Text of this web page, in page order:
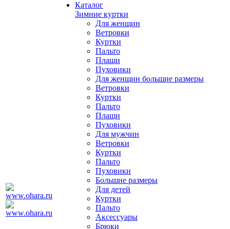
Каталог
Зимние куртки
Для женщин
Ветровки
Куртки
Пальто
Плащи
Пуховики
Для женщин большие размеры
Ветровки
Куртки
Пальто
Плащи
Пуховики
Для мужчин
Ветровки
Куртки
Пальто
Пуховики
Большие размеры
Для детей
Куртки
Пальто
Аксессуары
Брюки